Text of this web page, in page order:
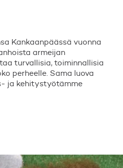
Kankaanpäässä vuonna
armeijan
turvallisia, toiminnallisia
perheelle. Sama luova
ja kehitystyötämme